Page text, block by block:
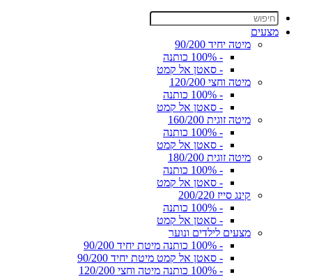
מצעים
מיטה יחיד 90/200
- 100% כותנה
- סאטן אל קמט
מיטה וחצי 120/200
- 100% כותנה
- סאטן אל קמט
מיטה זוגית 160/200
- 100% כותנה
- סאטן אל קמט
מיטה זוגית 180/200
- 100% כותנה
- סאטן אל קמט
קינג סייז 200/220
- 100% כותנה
- סאטן אל קמט
מצעים לילדים ונוער
- 100% כותנה מיטת יחיד 90/200
- סאטן אל קמט מיטת יחיד 90/200
- 100% כותנה מיטה וחצי 120/200